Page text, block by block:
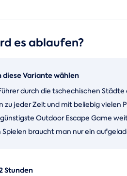
es ablaufen?
diese Variante wählen
durch die tschechischen
zu jeder Zeit und mit beliebig vielen
Outdoor Escape Game
Spielen braucht man nur ein
Stunden